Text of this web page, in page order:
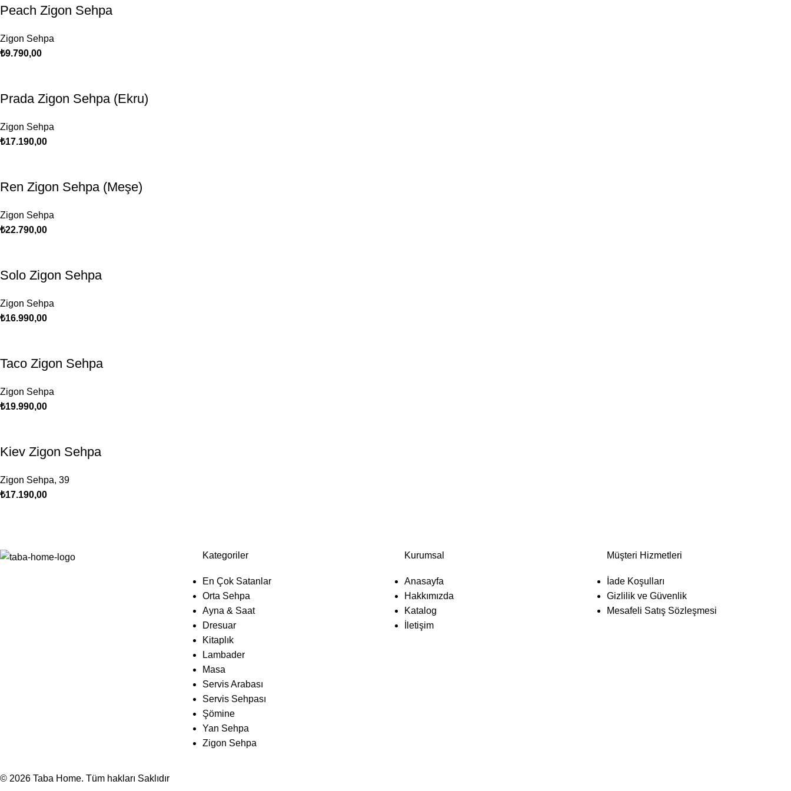
Peach Zigon Sehpa
Zigon Sehpa
₺9.790,00
Prada Zigon Sehpa (Ekru)
Zigon Sehpa
₺17.190,00
Ren Zigon Sehpa (Meşe)
Zigon Sehpa
₺22.790,00
Solo Zigon Sehpa
Zigon Sehpa
₺16.990,00
Taco Zigon Sehpa
Zigon Sehpa
₺19.990,00
Kiev Zigon Sehpa
Zigon Sehpa, 39
₺17.190,00
Kategoriler
En Çok Satanlar
Orta Sehpa
Ayna & Saat
Dresuar
Kitaplık
Lambader
Masa
Servis Arabası
Servis Sehpası
Şömine
Yan Sehpa
Zigon Sehpa
Kurumsal
Anasayfa
Hakkımızda
Katalog
İletişim
Müşteri Hizmetleri
İade Koşulları
Gizlilik ve Güvenlik
Mesafeli Satış Sözleşmesi
© 2026 Taba Home. Tüm hakları Saklıdır